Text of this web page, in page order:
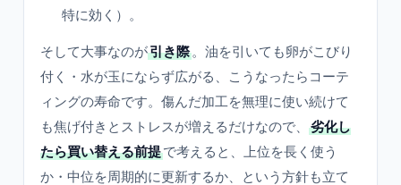
特に効く）。
そして大事なのが引き際。油を引いても卵がこびり
付く・水が玉にならず広がる、こうなったらコーテ
ィングの寿命です。傷んだ加工を無理に使い続けて
も焦げ付きとストレスが増えるだけなので、
劣化し
たら買い替える前提で考えると、上位を長く使う
か・中位を周期的に更新するか、という方針も立て